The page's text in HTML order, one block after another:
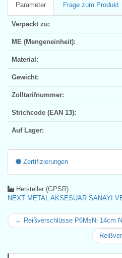
Parameter Frage zum Produkt
Verpackt zu:
ME (Mengeneinheit):
Material:
Gewicht:
Zolltarifnummer:
Strichcode (EAN 13):
Auf Lager:
Zertifizierungen
Hersteller (GPSR):
NEXT METAL AKSESUAR SANAYI
← Reißverschlüsse P6MsNi 14cm